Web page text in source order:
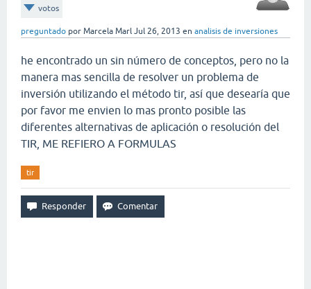
votos
preguntado por Marcela Marl Jul 26, 2013 en analisis de inversiones
he encontrado un sin número de conceptos, pero no la
manera mas sencilla de resolver un problema de
inversión utilizando el método tir, así que desearía que
por favor me envien lo mas pronto posible las
diferentes alternativas de aplicación o resolución del
TIR, ME REFIERO A FORMULAS
tir